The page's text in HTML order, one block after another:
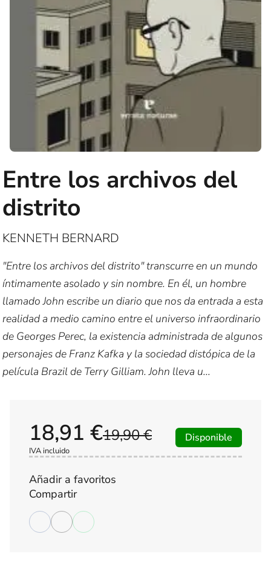
Entre los archivos del
distrito
KENNETH BERNARD
"Entre los archivos del distrito" transcurre en un mundo
íntimamente asolado y sin nombre. En él, un hombre
llamado John escribe un diario que nos da entrada a esta
realidad a medio camino entre el universo infraordinario
de Georges Perec, la existencia administrada de algunos
personajes de Franz Kafka y la sociedad distópica de la
película Brazil de Terry Gilliam. John lleva u...
19,90 €
18,91 €
IVA incluido
Disponible
Añadir a favoritos
Compartir